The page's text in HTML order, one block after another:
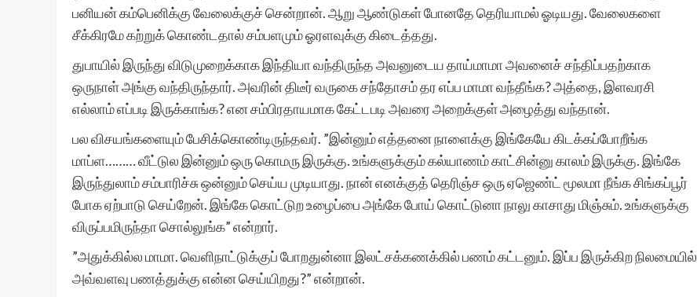
பனியன் கம்பெனிக்கு வேலைக்குச் சென்றான். ஆறு ஆண்டுகள் போனதே தெரியாமல் ஓடியது. வேலைகளை
சீக்கிரமே கற்றுக் கொண்டதால் சம்பளமும் ஓரளவுக்கு கிடைத்தது.
துபாயில் இருந்து விடுமுறைக்காக இந்தியா வந்திருந்த அவனுடைய தாய்மாமா அவனைச் சந்திப்பதற்காக
ஒருநாள் அங்கு வந்திருந்தார். அவரின் திடீர் வருகை சந்தோசம் தர எப்ப மாமா வந்தீங்க? அத்தை, இளவரசி
எல்லாம் எப்படி இருக்காங்க? என சம்பிரதாயமாக கேட்டபடி அவரை அறைக்குள் அழைத்து வந்தான்.
பல விசயங்களையும் பேசிக்கொண்டிருந்தவர். ”இன்னும் எத்தனை நாளைக்கு இங்கேயே கிடக்கப்போறீங்க
மாப்ள……… வீட்டுல இன்னும் ஒரு கொமரு இருக்கு. உங்களுக்கும் கல்யாணம் காட்சின்னு காலம் இருக்கு. இங்கே
இருந்துலாம் சம்பாரிச்சு ஒன்னும் செய்ய முடியாது. நான் எனக்குத் தெரிஞ்ச ஒரு ஏஜெண்ட் மூலமா நீங்க சிங்கப்பூர்
போக ஏற்பாடு செய்றேன். இங்கே கொட்டுற உழைப்பை அங்கே போய் கொட்டுனா நாலு காசாது மிஞ்சும். உங்களுக்கு
விருப்பமிருந்தா சொல்லுங்க” என்றார்.
”அதுக்கில்ல மாமா. வெளிநாட்டுக்குப் போறதுன்னா இலட்சக்கணக்கில் பணம் கட்டனும். இப்ப இருக்கிற நிலமையில்
அவ்வளவு பணத்துக்கு என்ன செய்யிறது?” என்றான்.
இந்த தளத்தின் சேவை